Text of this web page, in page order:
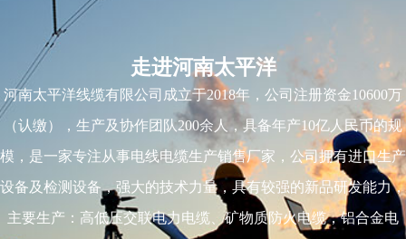
走进河南太平洋
河南太平洋线缆有限公司成立于2018年，公司注册资金10600万
（认缴），生产及协作团队200余人，具备年产10亿人民币的规
模，是一家专注从事电线电缆生产销售厂家，公司拥有进口生产
设备及检测设备，强大的技术力量，具有较强的新品研发能力，
主要生产：高低压交联电力电缆、矿物质防火电缆，铝合金电